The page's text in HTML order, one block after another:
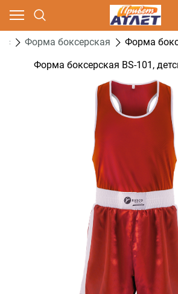
Форма боксерская
Форма
Форма боксерская BS-101,
Ваш город - Москва,
угадали?
ДА НЕТ